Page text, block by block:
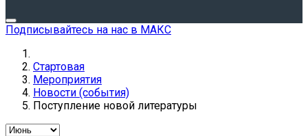
Подписывайтесь на нас в МАКС
Стартовая
Мероприятия
Новости (события)
Поступление новой литературы